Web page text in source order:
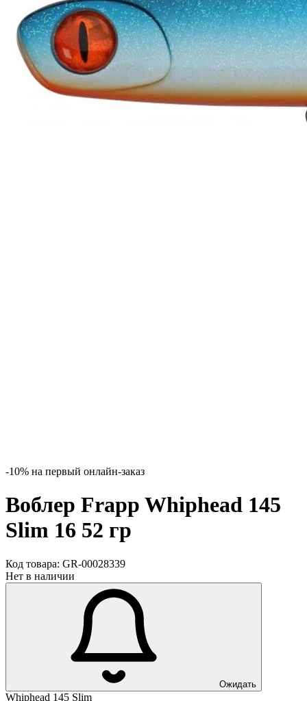
-10% на первый онлайн-заказ
Воблер Frapp Whiphead 145
Slim 16 52 гр
Код товара: GR-00028339
Нет в наличии
Ожидать
Whiphead 145 Slim